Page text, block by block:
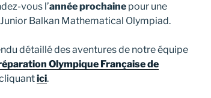
vous l’année prochaine pour une
Balkan Mathematical Olympiad.
détaillé des aventures de notre équipe
Olympique Française de
ici.